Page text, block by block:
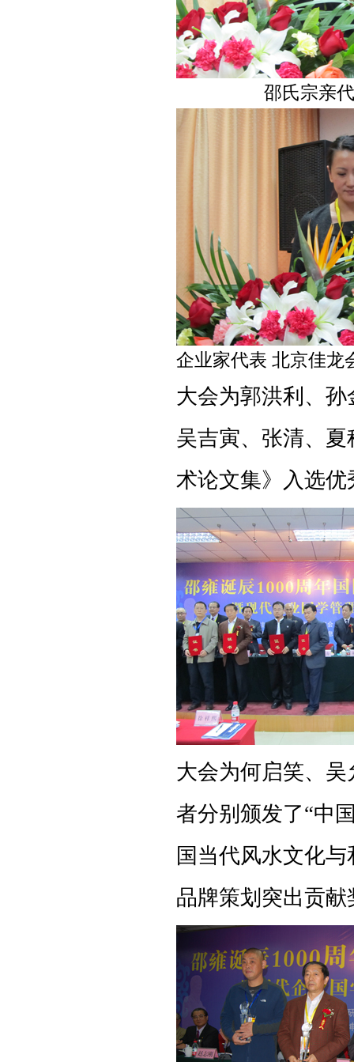
邵氏宗亲
企业家代表 北京佳龙
大会为郭洪利、
吴吉寅、张清、
术论文集》入选优
大会为何启笑、
者分别颁发了“中
国当代风水文化
品牌策划突出贡献